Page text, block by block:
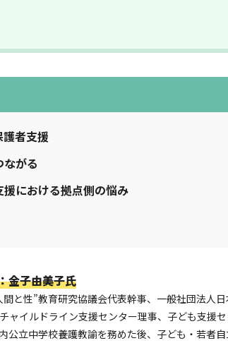
者支援
がる
における拠点側の悩み
金子由美子氏
間と性”教育研究協議会代表幹事、一般社団法人
ャイルドライン支援センター理事、子ども支援
公立中学校養護教諭を務めた後、子ども・若者